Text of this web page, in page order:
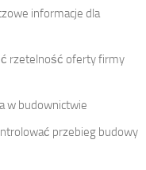
informacje dla
rzetelność oferty firmy
w budownictwie
przebieg budowy